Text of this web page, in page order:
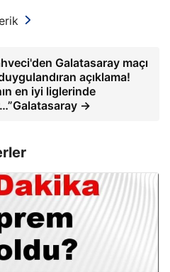
Galatasaray maçı
açıklama!
en iyi liglerinde
→